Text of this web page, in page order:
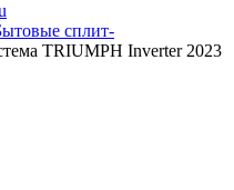
сплит-
TRIUMPH Inverter 2023